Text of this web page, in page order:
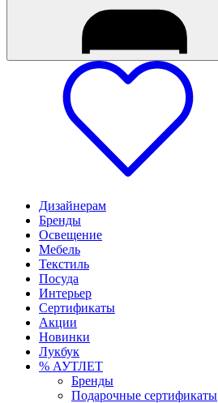
Дизайнерам
Бренды
Освещение
Мебель
Текстиль
Посуда
Интерьер
Сертификаты
Акции
Новинки
Лукбук
% АУТЛЕТ
Бренды
Подарочные сертификаты